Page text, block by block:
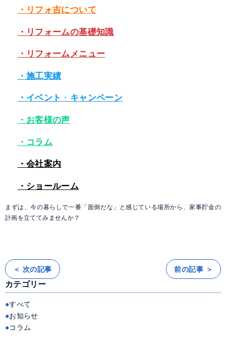
・リフォ吉について
・リフォームの基礎知識
・リフォームメニュー
・施工実績
・イベント ・ キャンペーン
・お客様の声
・コラム
・会社案内
・ショールーム
まずは、今の暮らしで一番「面倒だな」と感じている場所から、家事貯金の
計画を立ててみませんか？
投
稿
ナ
ビ
ゲ
ー
シ
ョ
ン
＜ 次の記事 前の記事 ＞
カテゴリー
すべて
お知らせ
コラム